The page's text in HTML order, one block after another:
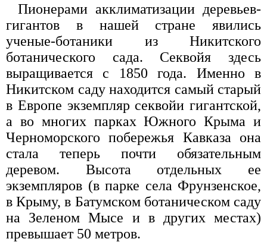
Пионерами акклиматизации деревьев-
гигантов в нашей стране явились
ученые-ботаники из Никитского
ботанического сада. Секвойя здесь
выращивается с 1850 года. Именно в
Никитском саду находится самый старый
в Европе экземпляр секвойи гигантской,
а во многих парках Южного Крыма и
Черноморского побережья Кавказа она
стала теперь почти обязательным
деревом. Высота отдельных ее
экземпляров (в парке села Фрунзенское,
в Крыму, в Батумском ботаническом саду
на Зеленом Мысе и в других местах)
превышает 50 метров.